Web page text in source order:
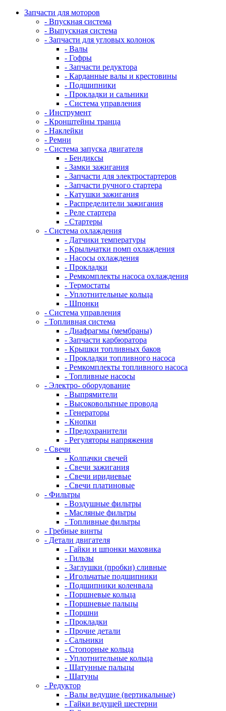
Запчасти для моторов
- Впускная система
- Выпускная система
- Запчасти для угловых колонок
- Валы
- Гофры
- Запчасти редуктора
- Карданные валы и крестовины
- Подшипники
- Прокладки и сальники
- Система управления
- Инструмент
- Кронштейны транца
- Наклейки
- Ремни
- Система запуска двигателя
- Бендиксы
- Замки зажигания
- Запчасти для электростартеров
- Запчасти ручного стартера
- Катушки зажигания
- Распределители зажигания
- Реле стартера
- Стартеры
- Система охлаждения
- Датчики температуры
- Крыльчатки помп охлаждения
- Насосы охлаждения
- Прокладки
- Ремкомплекты насоса охлаждения
- Термостаты
- Уплотнительные кольца
- Шпонки
- Система управления
- Топливная система
- Диафрагмы (мембраны)
- Запчасти карбюратора
- Крышки топливных баков
- Прокладки топливного насоса
- Ремкомплекты топливного насоса
- Топливные насосы
- Электро- оборудование
- Выпрямители
- Высоковольтные провода
- Генераторы
- Кнопки
- Предохранители
- Регуляторы напряжения
- Свечи
- Колпачки свечей
- Свечи зажигания
- Свечи иридиевые
- Свечи платиновые
- Фильтры
- Воздушные фильтры
- Масляные фильтры
- Топливные фильтры
- Гребные винты
- Детали двигателя
- Гайки и шпонки маховика
- Гильзы
- Заглушки (пробки) сливные
- Игольчатые подшипники
- Подшипники коленвала
- Поршневые кольца
- Поршневые пальцы
- Поршни
- Прокладки
- Прочие детали
- Сальники
- Стопорные кольца
- Уплотнительные кольца
- Шатунные пальцы
- Шатуны
- Редуктор
- Валы ведущие (вертикальные)
- Гайки ведущей шестерни